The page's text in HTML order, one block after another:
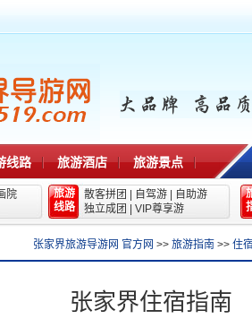
线路 旅游酒店 旅游景点
院
旅游
线路
散客拼团 自驾游
自助游
独立成团
VIP尊享游
张家界旅游导游网 官方网 >> 旅游指南 >> 住
张家界住宿指南